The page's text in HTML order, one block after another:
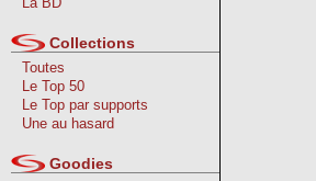
Collections
Toutes
Le Top 50
Le Top par supports
Une au hasard
Goodies